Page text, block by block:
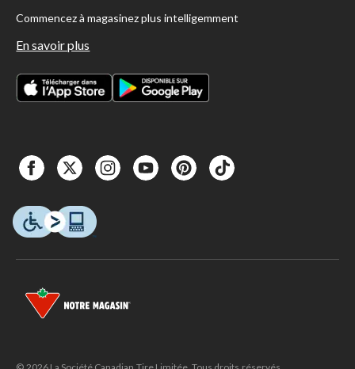
Commencez à magasinez plus intelligemment
En savoir plus